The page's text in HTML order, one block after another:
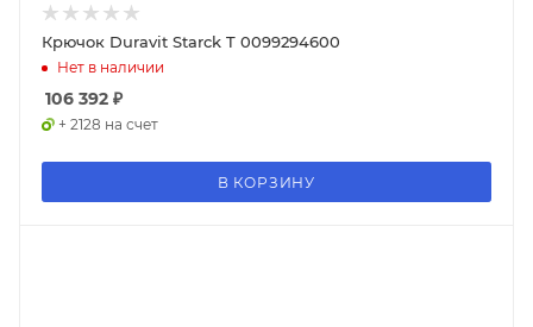
Крючок Duravit Starck T 0099294600
Нет в наличии
106 392 ₽
+ 2128 на счет
В КОРЗИНУ